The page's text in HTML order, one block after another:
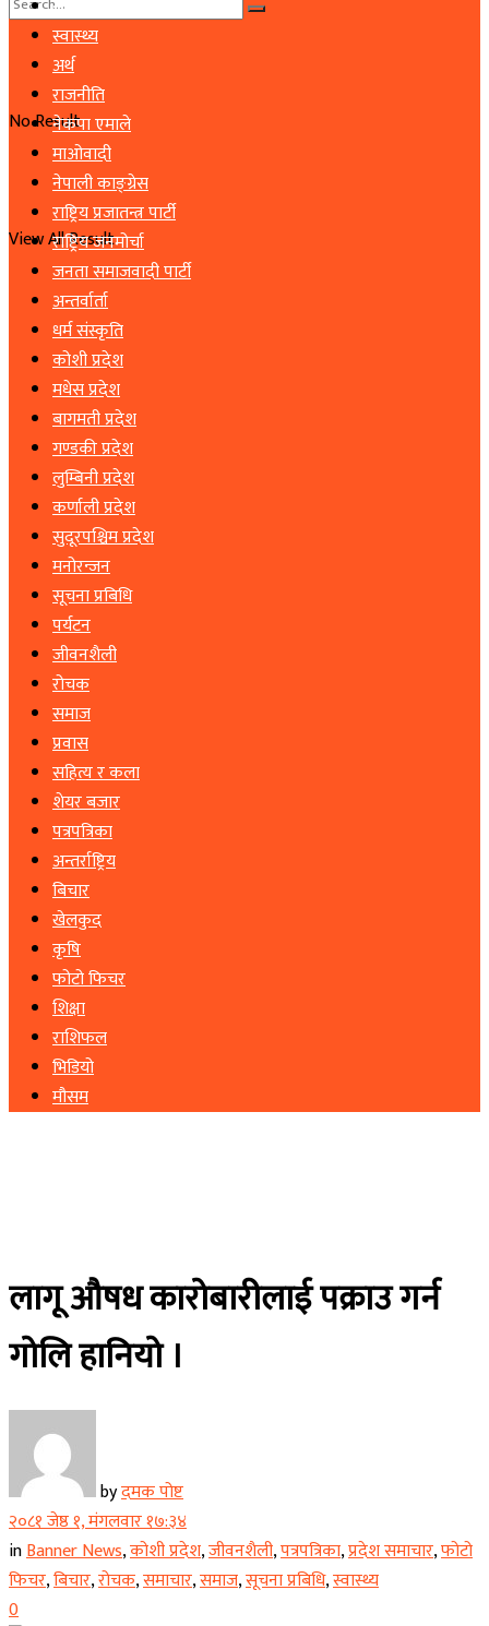
No Result
View All Result
समाचार
स्वास्थ्य
अर्थ
राजनीति
नेकपा एमाले
माओवादी
नेपाली काङ्ग्रेस
राष्ट्रिय प्रजातन्त्र पार्टी
राष्ट्रिय जनमोर्चा
जनता समाजवादी पार्टी
अन्तर्वार्ता
धर्म संस्कृति
कोशी प्रदेश
मधेस प्रदेश
बागमती प्रदेश
गण्डकी प्रदेश
लुम्बिनी प्रदेश
कर्णाली प्रदेश
सुदूरपश्चिम प्रदेश
मनोरन्जन
सूचना प्रबिधि
पर्यटन
जीवनशैली
रोचक
समाज
प्रवास
सहित्य र कला
शेयर बजार
पत्रपत्रिका
अन्तर्राष्ट्रिय
बिचार
खेलकुद
कृषि
फोटो फिचर
शिक्षा
राशिफल
भिडियो
मौसम
लागू औषध कारोबारीलाई पक्राउ गर्न
गोलि हानियो ।
byदमक पोष्ट
२०८१ जेष्ठ १, मंगलवार १७:३४
inBanner News,कोशी प्रदेश,जीवनशैली,पत्रपत्रिका,प्रदेश समाचार,फोटो
फिचर,बिचार,रोचक,समाचार,समाज,सूचना प्रबिधि,स्वास्थ्य
0